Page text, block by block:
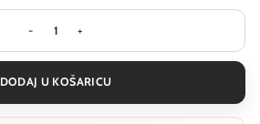
Stropna svjetiljka Ideal Lux FLY PL
DODAJ U KOŠARICU